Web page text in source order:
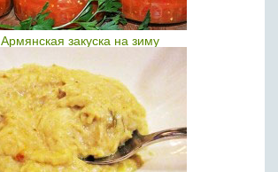
Армянская закуска на зиму